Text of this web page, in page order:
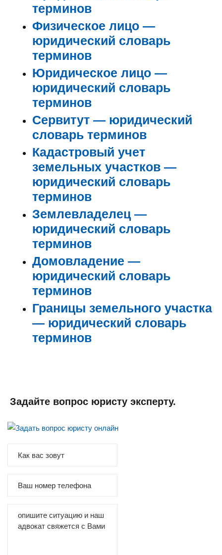
терминов
Физическое лицо —
юридический словарь
терминов
Юридическое лицо —
юридический словарь
терминов
Сервитут — юридический
словарь терминов
Кадастровый учет
земельных участков —
юридический словарь
терминов
Землевладелец —
юридический словарь
терминов
Домовладение —
юридический словарь
терминов
Границы земельного участка
— юридический словарь
терминов
Задайте вопрос юристу эксперту.